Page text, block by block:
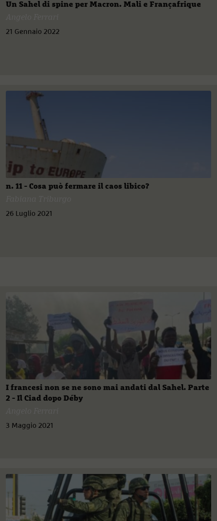
Un Sahel di spine per Macron. Mali e Françafrique
21 Gennaio 2022
n. 11 - Cosa può fermare il caos libico?
26 Luglio 2021
I francesi non se ne sono mai andati dal Sahel. Parte
2 - Il Ciad dopo Déby
3 Maggio 2021